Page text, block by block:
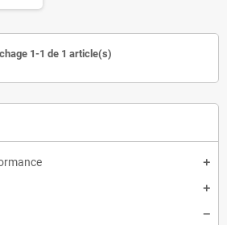
1-1 de 1 article(s)